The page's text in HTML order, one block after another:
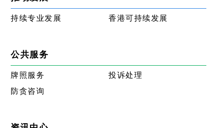
持续专业发展 香港可持续发展
公共服务
牌照服务
投诉处理
防贪咨询